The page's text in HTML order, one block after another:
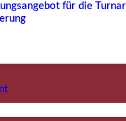
für die